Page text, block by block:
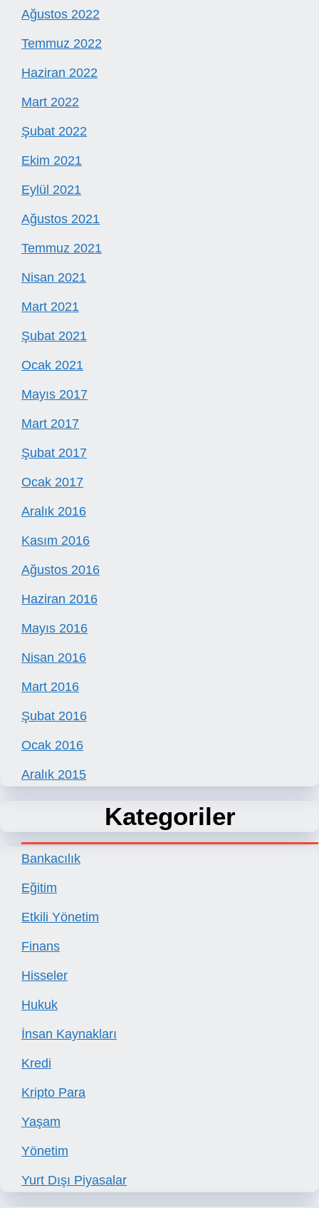
Ağustos 2022
Temmuz 2022
Haziran 2022
Mart 2022
Şubat 2022
Ekim 2021
Eylül 2021
Ağustos 2021
Temmuz 2021
Nisan 2021
Mart 2021
Şubat 2021
Ocak 2021
Mayıs 2017
Mart 2017
Şubat 2017
Ocak 2017
Aralık 2016
Kasım 2016
Ağustos 2016
Haziran 2016
Mayıs 2016
Nisan 2016
Mart 2016
Şubat 2016
Ocak 2016
Aralık 2015
Kategoriler
Bankacılık
Eğitim
Etkili Yönetim
Finans
Hisseler
Hukuk
İnsan Kaynakları
Kredi
Kripto Para
Yaşam
Yönetim
Yurt Dışı Piyasalar